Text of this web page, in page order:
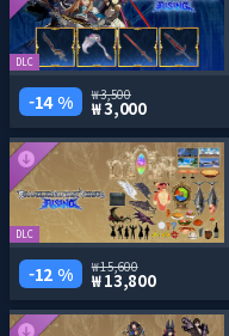
DLC
14 % 3,500
3,000
DLC
12 % 15,600
13,800